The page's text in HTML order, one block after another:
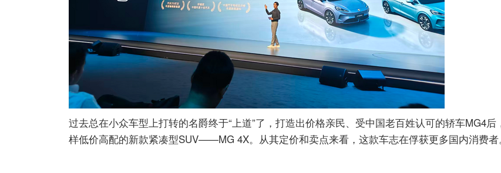
过去总在小众车型上打转的名爵终于“上道”了，打造出价格亲民、受中国老百姓认可的轿车MG4
样低价高配的新款紧凑型SUV——MG 4X。从其定价和卖点来看，这款车志在俘获更多国内消费者